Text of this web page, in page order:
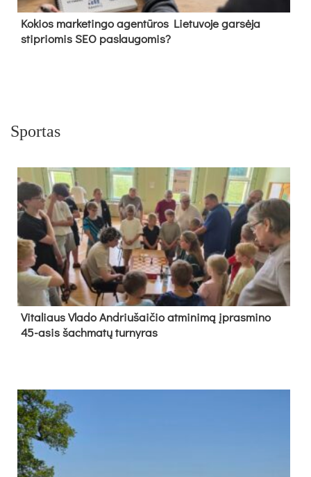
Kokios marketingo agentūros Lietuvoje garsėja
stipriomis SEO paslaugomis?
Sportas
Vi­ta­liaus Vla­do And­riu­šai­čio at­mi­ni­mą įpras­mi­no
45-asis šach­ma­tų tur­ny­ras